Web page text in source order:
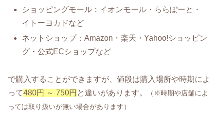
ショッピングモール：イオンモール・ららぽーと・
イトーヨカドなど
ネットショップ：Amazon・楽天・Yahoo!ショッピン
グ・公式ECショップなど
で購入することができますが、値段は購入場所や時期によ
って480円 ～ 750円 と違いがあります。
（※時期や店舗によ
っては取り扱いが無い場合があります）